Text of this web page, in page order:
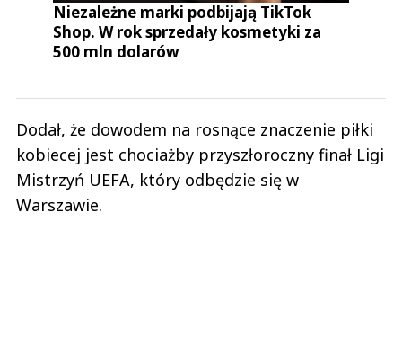
Niezależne marki podbijają TikTok
Shop. W rok sprzedały kosmetyki za
500 mln dolarów
Dodał, że dowodem na rosnące znaczenie piłki
kobiecej jest chociażby przyszłoroczny finał Ligi
Mistrzyń UEFA, który odbędzie się w
Warszawie.